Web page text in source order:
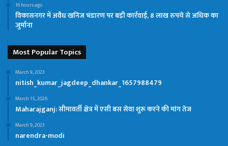
16 hours ago
विकासनगर में अवैध खनिज भंडारण पर बड़ी कार्रवाई, 8 लाख रुपये से अधिक का
जुर्माना
Most Popular Topics
March 9, 2023
nitish_kumar_jagdeep_dhankar_1657988479
March 15, 2026
Maharajganj: सीमावर्ती क्षेत्र में एसी बस सेवा शुरू करने की मांग तेज
March 9, 2023
narendra-modi